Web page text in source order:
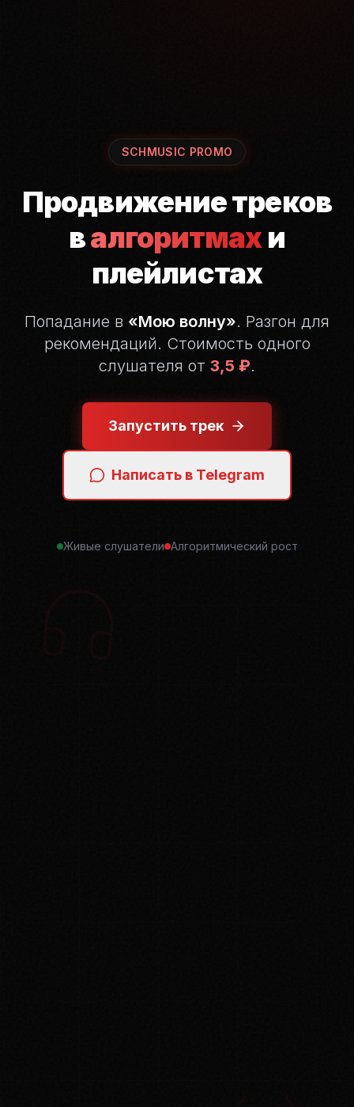
SCHMUSIC PROMO
Продвижение треков
валгоритмахи
плейлистах
Попадание в «Мою волну». Разгон для
рекомендаций. Стоимость одного
слушателя от 3,5 ₽.
Запустить трек
Написать в Telegram
Живые слушатели Алгоритмический рост